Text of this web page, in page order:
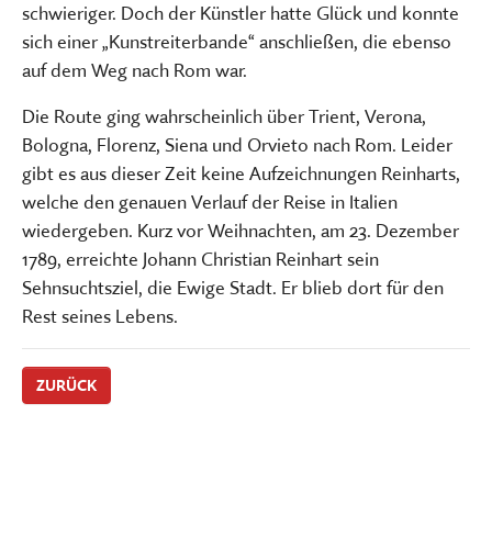
schwieriger. Doch der Künstler hatte Glück und konnte
sich einer „Kunstreiterbande“ anschließen, die ebenso
auf dem Weg nach Rom war.
Die Route ging wahrscheinlich über Trient, Verona,
Bologna, Florenz, Siena und Orvieto nach Rom. Leider
gibt es aus dieser Zeit keine Aufzeichnungen Reinharts,
welche den genauen Verlauf der Reise in Italien
wiedergeben. Kurz vor Weihnachten, am 23. Dezember
1789, erreichte Johann Christian Reinhart sein
Sehnsuchtsziel, die Ewige Stadt. Er blieb dort für den
Rest seines Lebens.
ZURÜCK